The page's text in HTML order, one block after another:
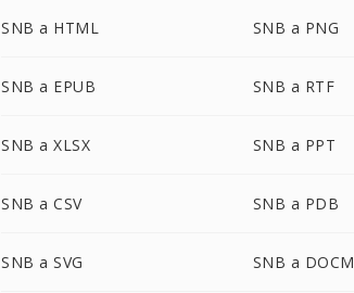
SNB a HTML SNB a PNG
SNB a EPUB SNB a RTF
SNB a XLSX SNB a PPT
SNB a CSV SNB a PDB
SNB a SVG SNB a DOCM